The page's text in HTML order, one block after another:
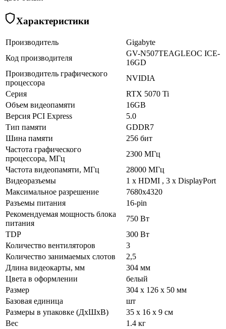
Характеристики
Производитель
Gigabyte
Код производителя
GV-N507TEAGLEOC ICE-
16GD
Производитель графического
процессора
NVIDIA
Серия
RTX 5070 Ti
Объем видеопамяти
16GB
Версия PCI Express
5.0
Тип памяти
GDDR7
Шина памяти
256 бит
Частота графического
процессора, МГц
2300 МГц
Частота видеопамяти, МГц
28000 МГц
Видеоразъемы
1 х HDMI , 3 х DisplayPort
Максимальное разрешение
7680х4320
Разъемы питания
16-pin
Рекомендуемая мощность блока
питания
750 Вт
TDP
300 Вт
Количество вентиляторов
3
Количество занимаемых слотов
2,5
Длина видеокарты, мм
304 мм
Цвета в оформлении
белый
Размер
304 x 126 x 50 мм
Базовая единица
шт
Размеры в упаковке (ДхШхВ)
35 x 16 x 9 см
Вес
1.4 кг